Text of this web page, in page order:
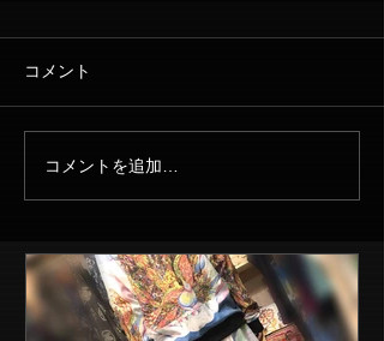
コメント
コメントを追加…